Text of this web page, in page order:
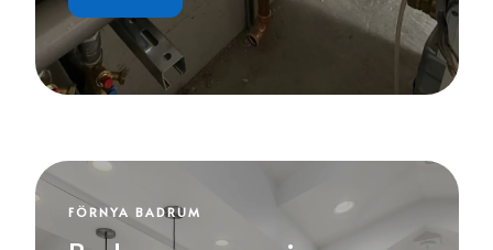
FÖRNYA BADRUM